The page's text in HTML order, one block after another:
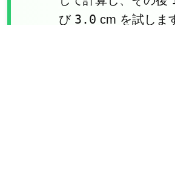
び 3.0 cm を試しま